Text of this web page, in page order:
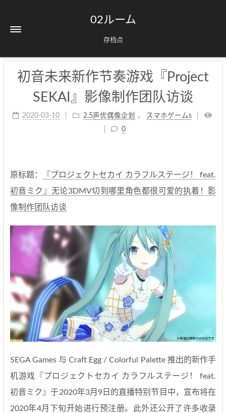
02ルーム
存档点
初音未来新作节奏游戏『Project
SEKAI』影像制作团队访谈
2020-03-10 2.5声优偶像企划 ，
スマホゲームs
0
原标题：
『プロジェクトセカイ カラフルステージ！ feat.
初音ミク』无论3DMV切到哪里角色都很可爱的执着！影
像制作团队访谈
SEGA Games 与 Craft Egg / Colorful Palette 推出的新作手
机游戏『プロジェクトセカイ カラフルステージ！ feat.
初音ミク』于2020年3月9日的直播特别节目中，宣布将在
2020年4月下旬开始进行预注册。此外还公开了许多收录